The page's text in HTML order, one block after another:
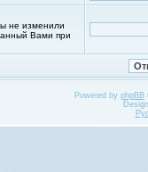
не изменили
Вами при
Powered by phpBB